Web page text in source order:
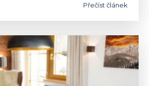
Přečíst článek